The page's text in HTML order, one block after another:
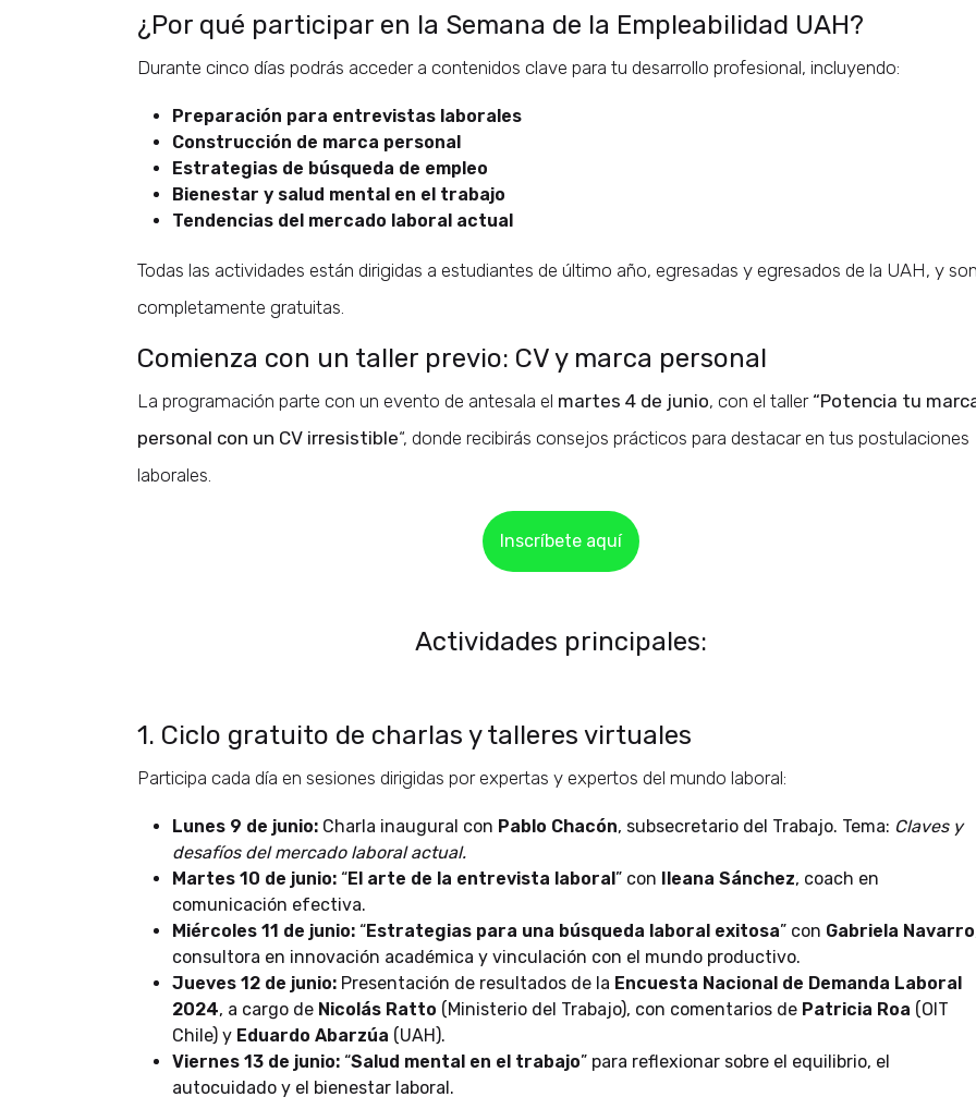
¿Por qué participar en la Semana de la Empleabilidad UAH?
Durante cinco días podrás acceder a contenidos clave para tu desarrollo profesional, incluyendo:
Preparación para entrevistas laborales
Construcción de marca personal
Estrategias de búsqueda de empleo
Bienestar y salud mental en el trabajo
Tendencias del mercado laboral actual
Todas las actividades están dirigidas a estudiantes de último año, egresadas y egresados de la UAH, y
completamente gratuitas.
Comienza con un taller previo: CV y marca personal
La programación parte con un evento de antesala el martes 4 de junio, con el taller “Potencia tu
personal con un CV irresistible“, donde recibirás consejos prácticos para destacar en tus postulaciones
laborales.
Inscríbete aquí
Actividades principales:
1. Ciclo gratuito de charlas y talleres virtuales
Participa cada día en sesiones dirigidas por expertas y expertos del mundo laboral:
Lunes 9 de junio: Charla inaugural con Pablo Chacón, subsecretario del Trabajo. Tema: Claves y
desafíos del mercado laboral actual.
Martes 10 de junio: “El arte de la entrevista laboral” con Ileana Sánchez, coach en
comunicación efectiva.
Miércoles 11 de junio: “Estrategias para una búsqueda laboral exitosa” con Gabriela Navarro
consultora en innovación académica y vinculación con el mundo productivo.
Jueves 12 de junio: Presentación de resultados de la Encuesta Nacional de Demanda Laboral
2024, a cargo de Nicolás Ratto (Ministerio del Trabajo), con comentarios de Patricia Roa (OIT
Chile) y Eduardo Abarzúa (UAH).
Viernes 13 de junio: “Salud mental en el trabajo” para reflexionar sobre el equilibrio, el
autocuidado y el bienestar laboral.